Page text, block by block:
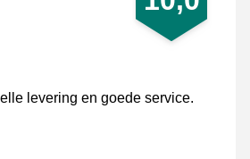
levering en goede service.